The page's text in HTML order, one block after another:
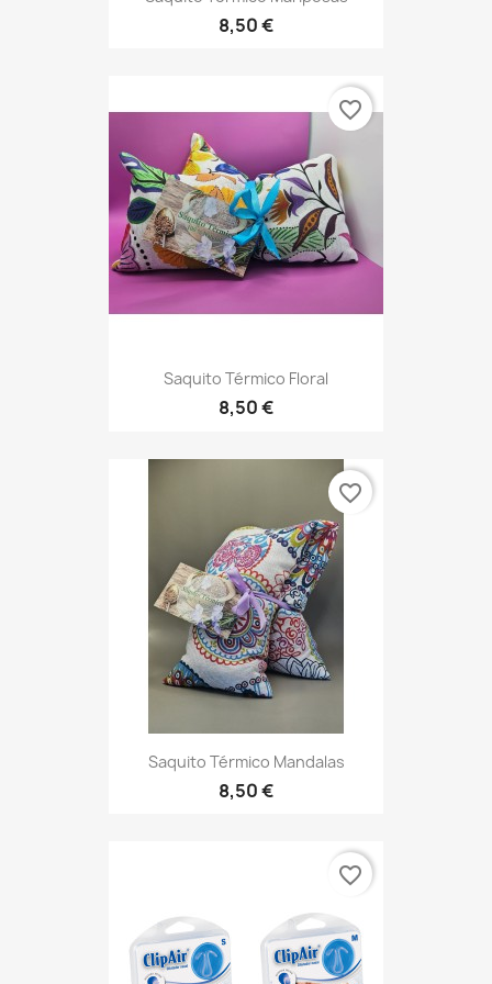
8,50 €
Saquito Térmico Floral
8,50 €
favorite_border
Saquito Térmico Mandalas
8,50 €
favorite_border
favorite_border